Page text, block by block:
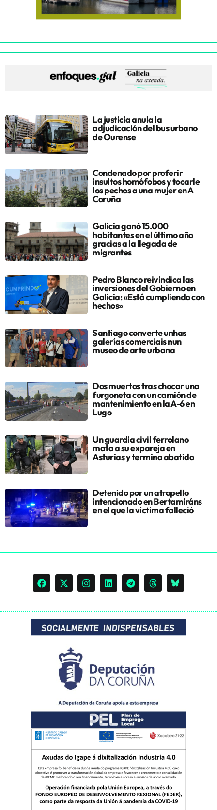
La justicia anula la
adjudicación del bus urbano
de Ourense
Condenado por proferir
insultos homófobos y tocarle
los pechos a una mujer en A
Coruña
Galicia ganó 15.000
habitantes en el último año
gracias a la llegada de
migrantes
Pedro Blanco reivindica las
inversiones del Gobierno en
Galicia: «Está cumpliendo con
hechos»
Santiago converte unhas
galerías comerciais nun
museo de arte urbana
Dos muertos tras chocar una
furgoneta con un camión de
mantenimiento en la A-6 en
Lugo
Un guardia civil ferrolano
mata a su expareja en
Asturias y termina abatido
Detenido por un atropello
intencionado en Bertamiráns
en el que la víctima falleció